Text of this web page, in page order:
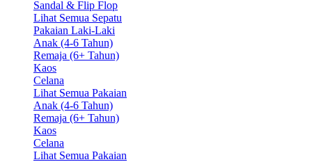
Sandal & Flip Flop
Lihat Semua Sepatu
Pakaian Laki-Laki
Anak (4-6 Tahun)
Remaja (6+ Tahun)
Kaos
Celana
Lihat Semua Pakaian
Anak (4-6 Tahun)
Remaja (6+ Tahun)
Kaos
Celana
Lihat Semua Pakaian